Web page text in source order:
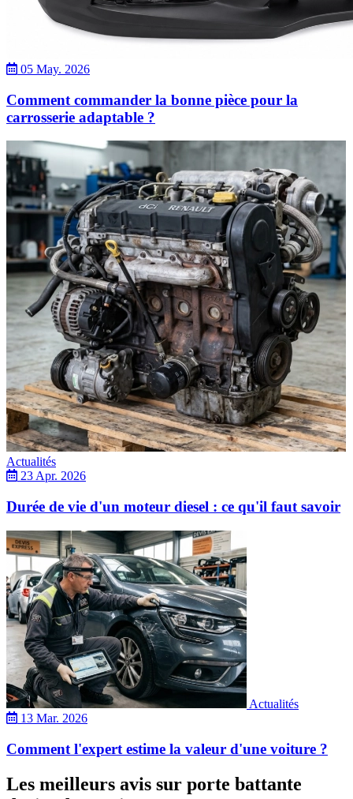
05 May. 2026
Comment commander la bonne pièce pour la
carrosserie adaptable ?
Actualités
23 Apr. 2026
Durée de vie d'un moteur diesel : ce qu'il faut savoir
Actualités
13 Mar. 2026
Comment l'expert estime la valeur d'une voiture ?
Les meilleurs avis sur porte battante